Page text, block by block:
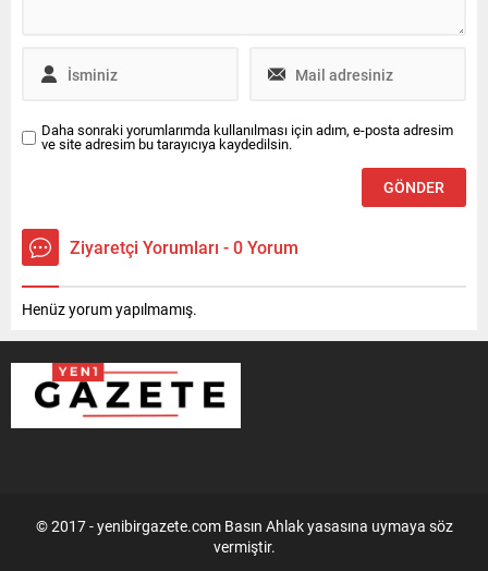
Daha sonraki yorumlarımda kullanılması için adım, e-posta adresim
ve site adresim bu tarayıcıya kaydedilsin.
Ziyaretçi Yorumları - 0 Yorum
Henüz yorum yapılmamış.
© 2017 - yenibirgazete.com Basın Ahlak yasasına uymaya söz
vermiştir.